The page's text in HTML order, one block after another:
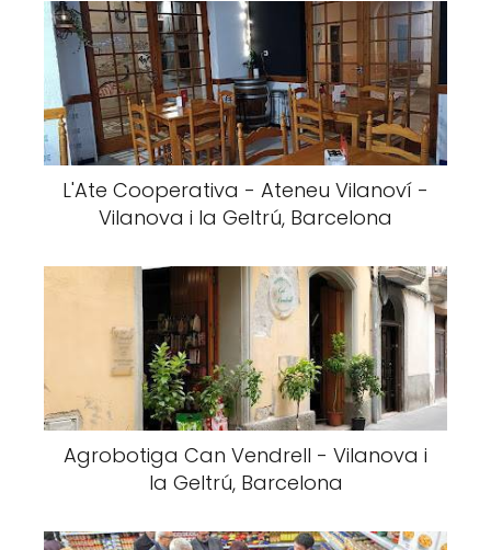
L'Ate Cooperativa - Ateneu Vilanoví -
Vilanova i la Geltrú, Barcelona
Agrobotiga Can Vendrell - Vilanova i
la Geltrú, Barcelona